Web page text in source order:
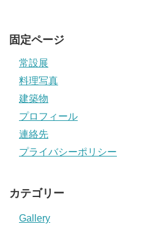
固定ページ
常設展
料理写真
建築物
プロフィール
連絡先
プライバシーポリシー
カテゴリー
Gallery